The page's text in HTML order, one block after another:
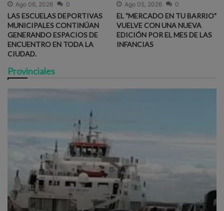
Ago 06, 2026 0
LAS ESCUELAS DEPORTIVAS
MUNICIPALES CONTINÚAN
GENERANDO ESPACIOS DE
ENCUENTRO EN TODA LA
CIUDAD.
Ago 05, 2026 0
EL "MERCADO EN TU BARRIO"
VUELVE CON UNA NUEVA
EDICIÓN POR EL MES DE LAS
INFANCIAS
Provinciales